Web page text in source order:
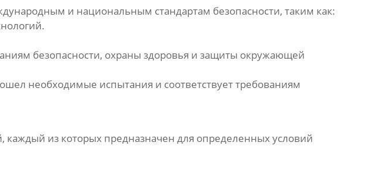
и национальным стандартам безопасности, таким как:
безопасности, охраны здоровья и защиты окружающей
необходимые испытания и соответствует требованиям
, каждый из которых предназначен для определенных условий